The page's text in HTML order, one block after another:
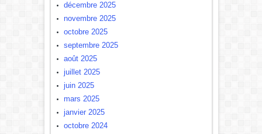
décembre 2025
novembre 2025
octobre 2025
septembre 2025
août 2025
juillet 2025
juin 2025
mars 2025
janvier 2025
octobre 2024